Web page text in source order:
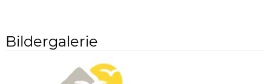
Bildergalerie